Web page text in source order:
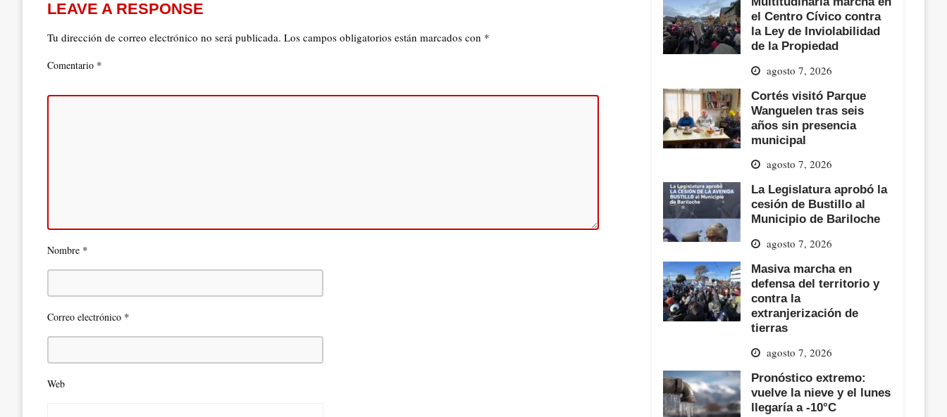
LEAVE A RESPONSE
Tu dirección de correo electrónico no será publicada. Los campos obligatorios están marcados con *
Comentario *
Nombre *
Correo electrónico *
Web
el Centro Cívico contra
la Ley de Inviolabilidad
de la Propiedad
agosto 7, 2026
Cortés visitó Parque
Wanguelen tras seis
años sin presencia
municipal
agosto 7, 2026
La Legislatura aprobó la
cesión de Bustillo al
Municipio de Bariloche
agosto 7, 2026
Masiva marcha en
defensa del territorio y
contra la
extranjerización de
tierras
agosto 7, 2026
Pronóstico extremo:
vuelve la nieve y el lunes
llegaría a -10°C